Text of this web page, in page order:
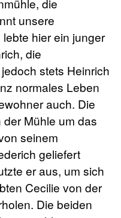
die
unsere
hier ein junger
die
stets Heinrich
normales Leben
auch. Die
Mühle um das
seinem
geliefert
er aus, um sich
Cecilie von der
Die beiden